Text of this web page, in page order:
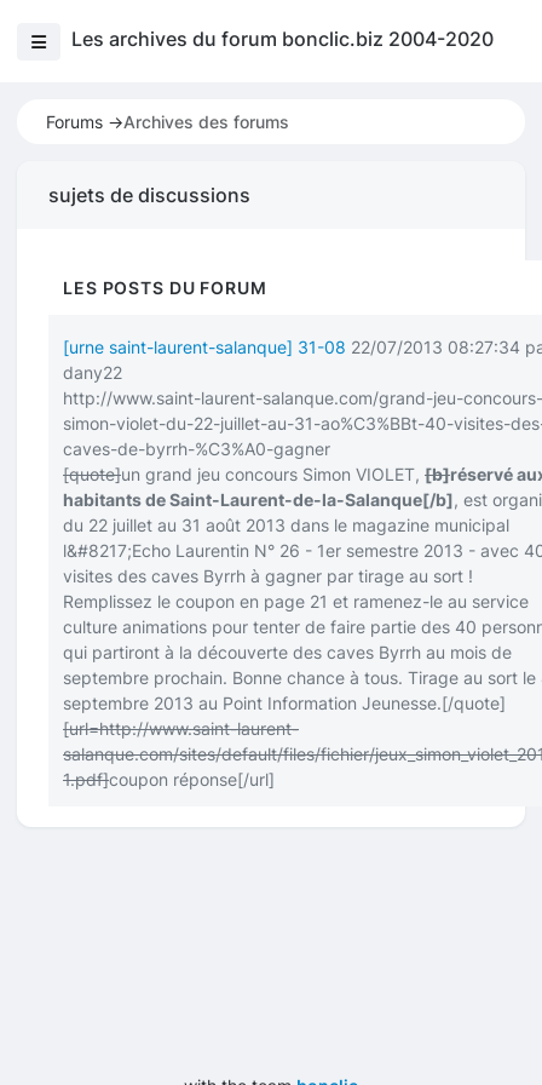
Les archives du forum bonclic.biz 2004-2020
Forums ->Archives des forums
sujets de discussions
LES POSTS DU FORUM
[urne saint-laurent-salanque] 31-08 22/07/2013 08:27:34
dany22
http://www.saint-laurent-salanque.com/grand-jeu-concours-
simon-violet-du-22-juillet-au-31-ao%C3%BBt-40-visites-
caves-de-byrrh-%C3%A0-gagner
[quote]un grand jeu concours Simon VIOLET, [b]réservé
habitants de Saint-Laurent-de-la-Salanque[/b], est
du 22 juillet au 31 août 2013 dans le magazine municipal
l&#8217;Echo Laurentin N° 26 - 1er semestre 2013 - avec
visites des caves Byrrh à gagner par tirage au sort !
Remplissez le coupon en page 21 et ramenez-le au service
culture animations pour tenter de faire partie des 40
qui partiront à la découverte des caves Byrrh au mois de
septembre prochain. Bonne chance à tous. Tirage au sort le
septembre 2013 au Point Information Jeunesse.[/quote]
[url=http://www.saint-laurent-
salanque.com/sites/default/files/fichier/
1.pdf]coupon réponse[/url]